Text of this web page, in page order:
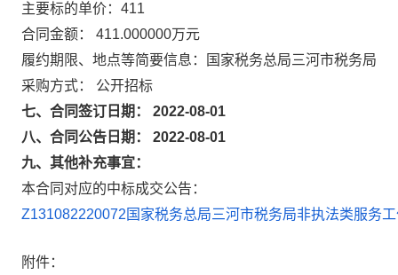
主要标的单价：411
合同金额： 411.000000万元
履约期限、地点等简要信息：国家税务总局三河市税务局
采购方式： 公开招标
七、合同签订日期： 2022-08-01
八、合同公告日期： 2022-08-01
九、其他补充事宜：
本合同对应的中标成交公告：
Z131082220072国家税务总局三河市税务局非执法类服务
附件：